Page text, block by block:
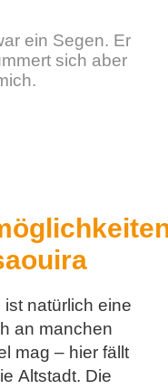
ein Segen. Er
sich aber
natürlich eine
an manchen
mag – hier fällt
Altstadt. Die